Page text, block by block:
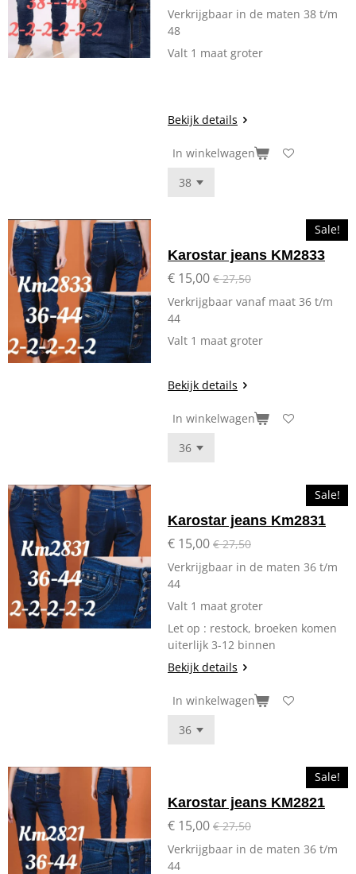
Verkrijgbaar in de maten 38 t/m
48
Valt 1 maat groter
Bekijk details
In winkelwagen
Sale!
Karostar jeans KM2833
€ 15,00 € 27,50
Verkrijgbaar vanaf maat 36 t/m
44
Valt 1 maat groter
Bekijk details
In winkelwagen
Sale!
Karostar jeans Km2831
€ 15,00 € 27,50
Verkrijgbaar in de maten 36 t/m
44
Valt 1 maat groter
Let op : restock, broeken komen
uiterlijk 3-12 binnen
Bekijk details
In winkelwagen
Sale!
Karostar jeans KM2821
€ 15,00 € 27,50
Verkrijgbaar in de maten 36 t/m
44